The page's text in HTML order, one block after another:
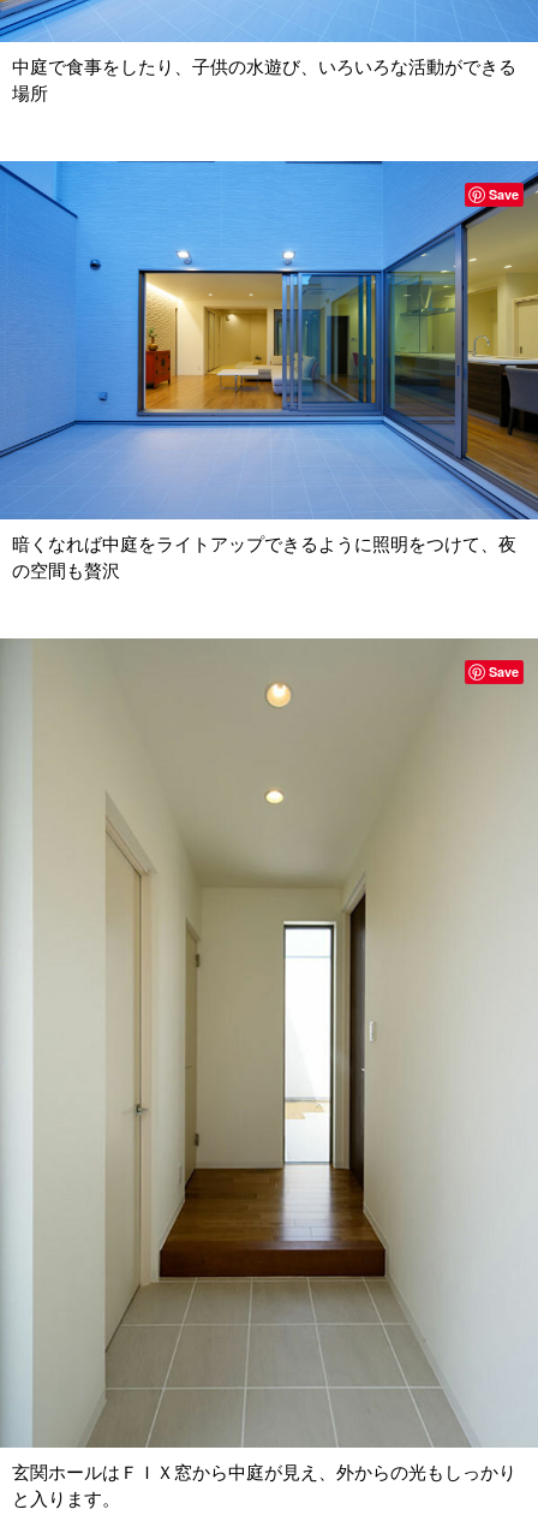
中庭で食事をしたり、子供の水遊び、いろいろな活動ができる
場所
暗くなれば中庭をライトアップできるように照明をつけて、夜
の空間も贅沢
Save
玄関ホールはＦＩＸ窓から中庭が見え、外からの光もしっかり
と入ります。
Save